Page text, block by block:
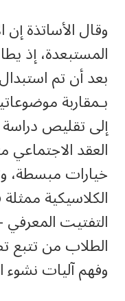
وقال الأساتذة إن
المستبعدة، إذ
بعد أن تم
بـمقاربة
إلى تقليص دراسة
العقد
خيارات مبسطة،
الكلاسيكية
التفتيت المعرفي
الطلاب من تتبع
وفهم آليات نشوء